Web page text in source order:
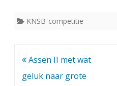
k
e
KNSB-competitie
Bericht
navigatie
Assen II met wat
geluk naar grote